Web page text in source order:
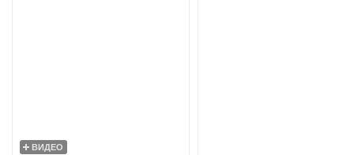
ВИДЕО